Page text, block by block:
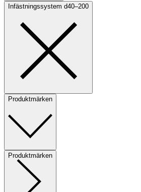
Infästningssystem d40–200
Produktmärken
Produktmärken